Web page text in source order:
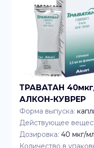
ТРАВАТАН
АЛКОН-КУВРЕР
Форма выпуска:
Действующее
Дозировка: 40 мкг/мл
Количество в